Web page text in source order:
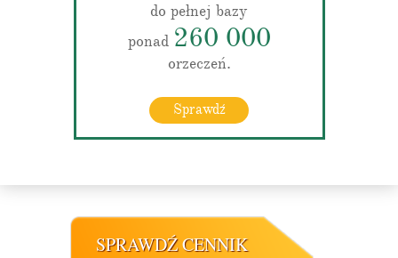
do pełnej bazy
ponad 260 000
orzeczeń.
Sprawdź
SPRAWDŹ CENNIK